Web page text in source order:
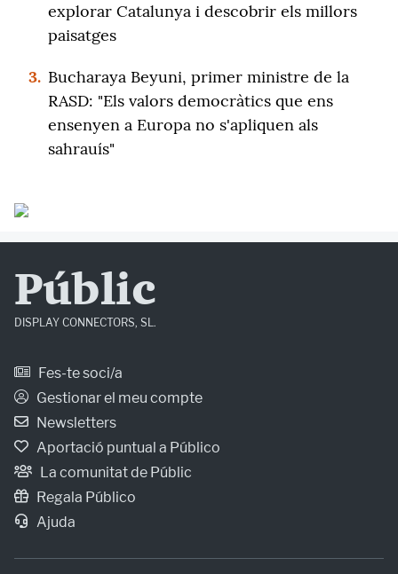
explorar Catalunya i descobrir els millors
paisatges
3. Bucharaya Beyuni, primer ministre de la
RASD: "Els valors democràtics que ens
ensenyen a Europa no s'apliquen als
sahrauís"
Públic
DISPLAY CONNECTORS, SL.
Fes-te soci/a
Gestionar el meu compte
Newsletters
Aportació puntual a Público
La comunitat de Públic
Regala Público
Ajuda